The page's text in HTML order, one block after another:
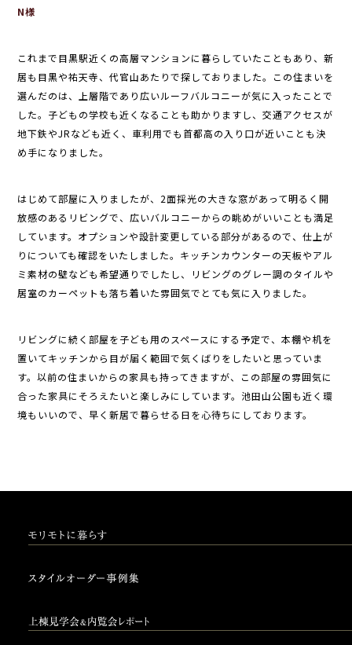
N様
これまで目黒駅近くの高層マンションに暮らしていたこともあり、新
居も目黒や祐天寺、代官山あたりで探しておりました。この住まいを
選んだのは、上層階であり広いルーフバルコニーが気に入ったことで
した。子どもの学校も近くなることも助かりますし、交通アクセスが
地下鉄やJRなども近く、車利用でも首都高の入り口が近いことも決
め手になりました。
はじめて部屋に入りましたが、2面採光の大きな窓があって明るく開
放感のあるリビングで、広いバルコニーからの眺めがいいことも満足
しています。オプションや設計変更している部分があるので、仕上が
りについても確認をいたしました。キッチンカウンターの天板やアル
ミ素材の壁なども希望通りでしたし、リビングのグレー調のタイルや
居室のカーペットも落ち着いた雰囲気でとても気に入りました。
リビングに続く部屋を子ども用のスペースにする予定で、本棚や机を
置いてキッチンから目が届く範囲で気くばりをしたいと思っていま
す。以前の住まいからの家具も持ってきますが、この部屋の雰囲気に
合った家具にそろえたいと楽しみにしています。池田山公園も近く環
境もいいので、早く新居で暮らせる日を心待ちにしております。